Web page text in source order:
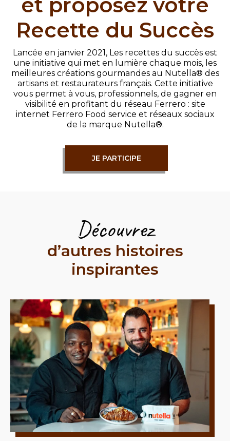
Recette du Succès
Lancée en janvier 2021, Les recettes du succès est
une initiative qui met en lumière chaque mois, les
meilleures créations gourmandes au Nutella® des
artisans et restaurateurs français. Cette initiative
vous permet à vous, professionnels, de gagner en
visibilité en profitant du réseau Ferrero : site
internet Ferrero Food service et réseaux sociaux
de la marque Nutella®.​
JE PARTICIPE
Découvrez
d’autres histoires
inspirantes